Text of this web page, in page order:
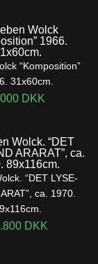
“Komposition”
31x60cm.
DKK
“DET LYSE-
ca. 1970.
DKK